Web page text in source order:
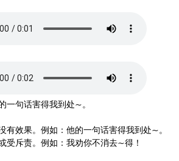
一句话害得我到处~。
有效果。例如：他的一句话害得我到处~。
受斥责。例如：我劝你不消去~得！